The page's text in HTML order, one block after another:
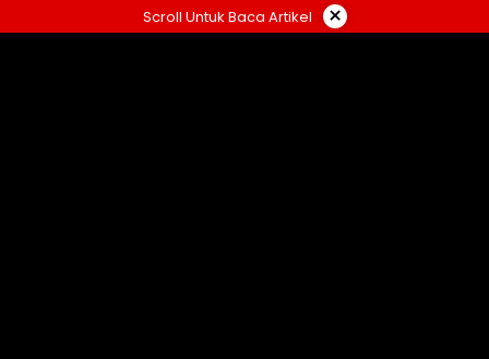
ke
Scroll Untuk Baca Artikel ×